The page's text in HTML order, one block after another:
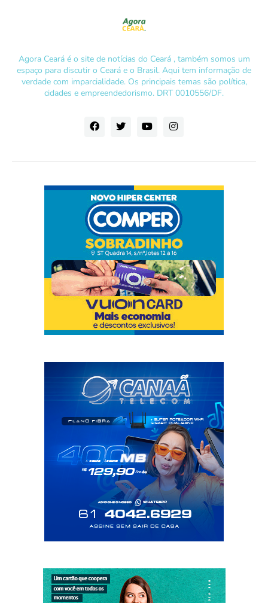
Agora Ceará é o site de notícias do Ceará , também somos um
espaço para discutir o Ceará e o Brasil. Aqui tem informação de
verdade com imparcialidade. Os principais temas são política,
cidades e empreendedorismo. DRT 0010556/DF.